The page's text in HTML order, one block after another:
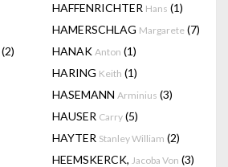
HAFFENRICHTER Hans (1)
HAMERSCHLAG Margarete (7)
(2) HANAK Anton (1)
HARING Keith (1)
HASEMANN Arminius (3)
HAUSER Carry (5)
HAYTER Stanley William (2)
HEEMSKERCK, Jacoba Von (3)